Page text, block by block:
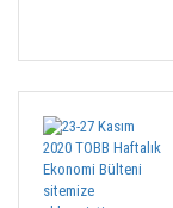
GALERI
İLETIŞIM